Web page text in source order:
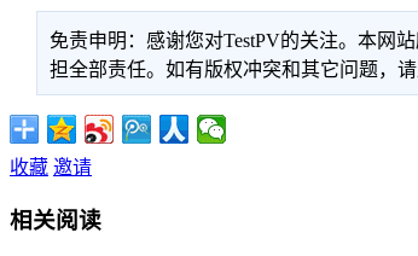
免责申明：感谢您对TestPV的关注。本网
担全部责任。如有版权冲突和其它问题，
收藏 邀请
相关阅读